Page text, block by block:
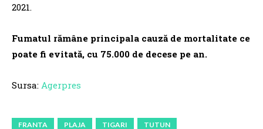
2021.
Fumatul rămâne principala cauză de mortalitate ce
poate fi evitată, cu 75.000 de decese pe an.
Sursa: Agerpres
FRANTA PLAJA TIGARI TUTUN